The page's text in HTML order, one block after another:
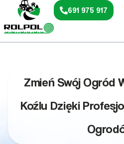
691 975 917
Zmień Swój Ogród
Koźlu Dzięki